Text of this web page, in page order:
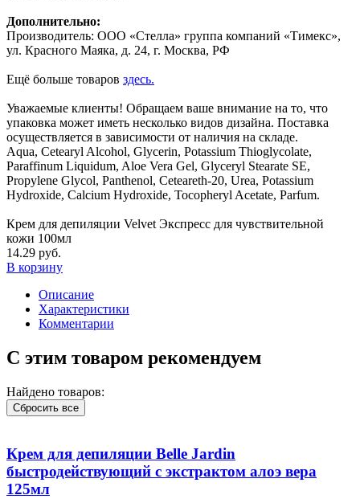
Дополнительно:
Производитель: ООО «Стелла» группа компаний «Тимекс»,
ул. Красного Маяка, д. 24, г. Москва, РФ
Ещё больше товаров здесь.
Уважаемые клиенты! Обращаем ваше внимание на то, что
упаковка может иметь несколько видов дизайна. Поставка
осуществляется в зависимости от наличия на складе.
Aqua, Cetearyl Alcohol, Glycerin, Potassium Thioglycolate,
Paraffinum Liquidum, Aloe Vera Gel, Glyceryl Stearate SE,
Propylene Glycol, Panthenol, Ceteareth-20, Urea, Potassium
Hydroxide, Calcium Hydroxide, Tocopheryl Acetate, Parfum.
Крем для депиляции Velvet Экспресс для чувствительной
кожи 100мл
14.29 руб.
В корзину
Описание
Характеристики
Комментарии
С этим товаром рекомендуем
Найдено товаров:
Сбросить все
Крем для депиляции Belle Jardin
быстродействующий с экстрактом алоэ вера
125мл